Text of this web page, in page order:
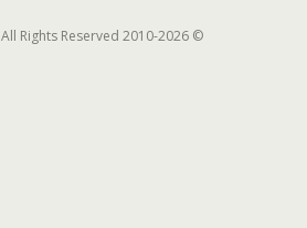
© 2010-2026
All Rights Reserved